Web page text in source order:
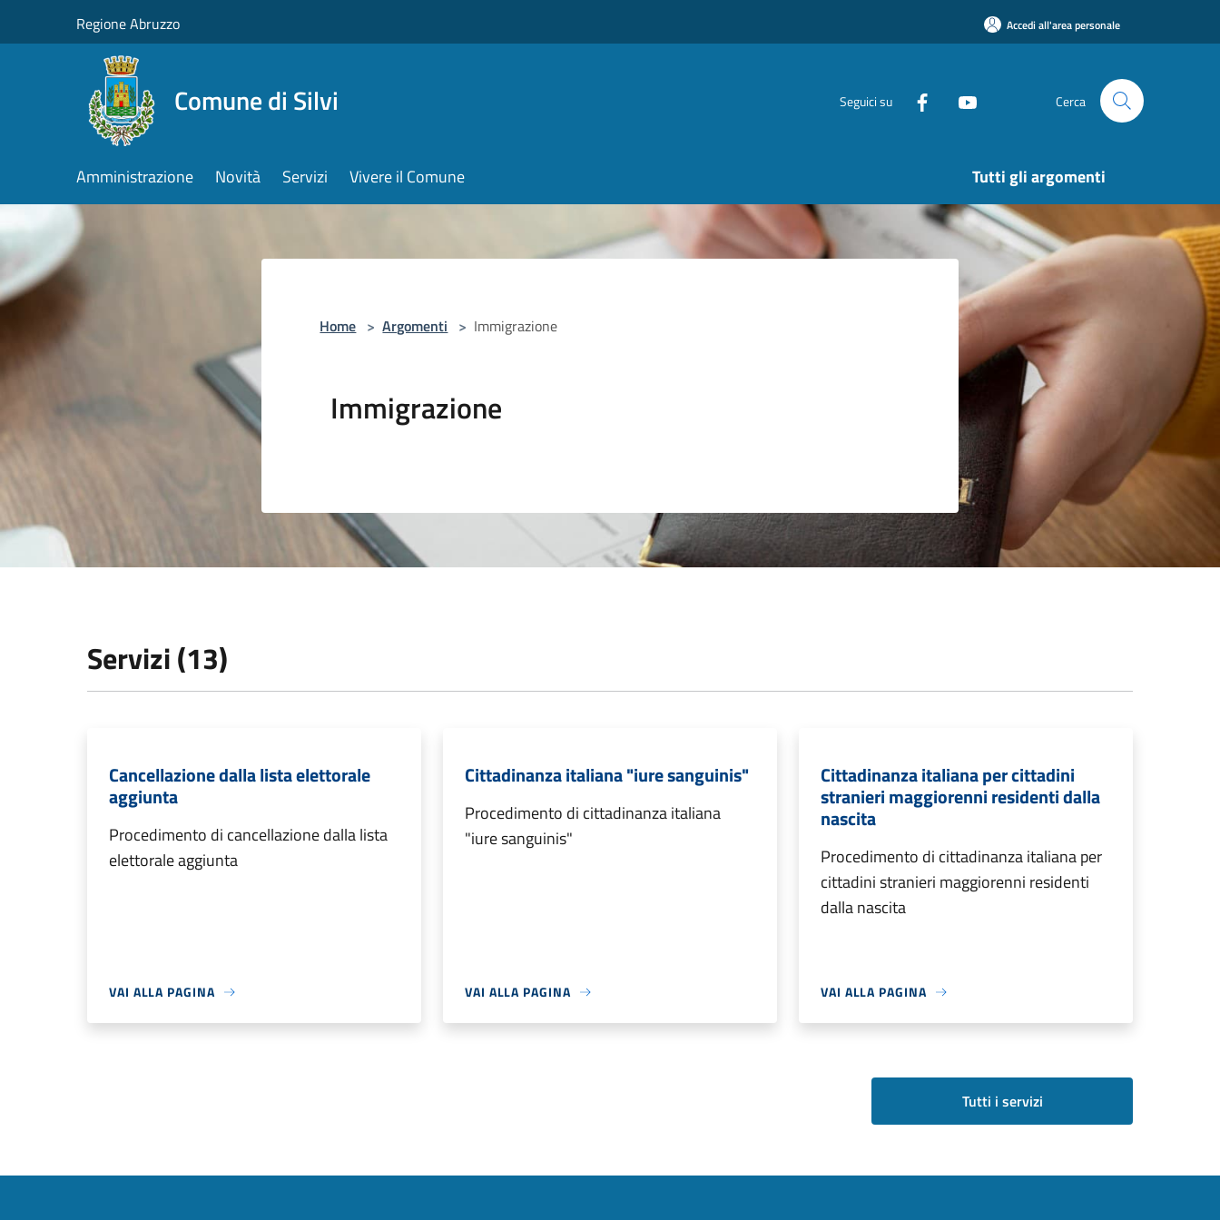
Regione Abruzzo Accedi all'area personale
Comune di Silvi Seguici su Cerca
Amministrazione Novità Servizi Vivere il Comune Tutti gli argomenti
Home > Argomenti > Immigrazione
Immigrazione
Servizi (13)
Cancellazione dalla lista elettorale
aggiunta
Procedimento di cancellazione dalla lista
elettorale aggiunta
VAI ALLA PAGINA
Cittadinanza italiana "iure sanguinis"
Procedimento di cittadinanza italiana
"iure sanguinis"
VAI ALLA PAGINA
Cittadinanza italiana per cittadini
stranieri maggiorenni residenti dalla
nascita
Procedimento di cittadinanza italiana per
cittadini stranieri maggiorenni residenti
dalla nascita
VAI ALLA PAGINA
Tutti i servizi